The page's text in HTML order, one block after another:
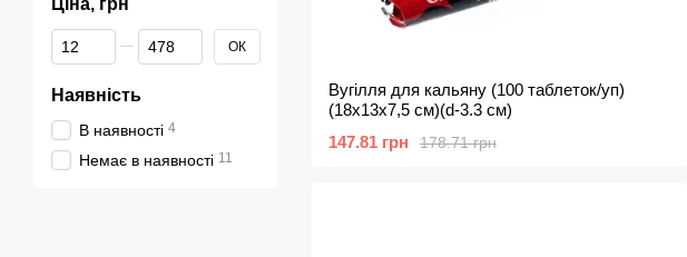
Вугілля для кальяну (100 таблеток/уп)
(18х13х7,5 см)(d-3.3 см)
178.71 грн
147.81 грн
Ціна, грн
Від Ціна, грн
До Ціна, грн ОК
Наявність
В наявності 4
Немає в наявності 11